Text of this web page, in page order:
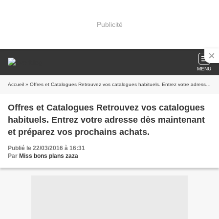
Publicité
MENU
Accueil » Offres et Catalogues Retrouvez vos catalogues habituels. Entrez votre adresse dès maintenant et préparez vos prochains achats.
Offres et Catalogues Retrouvez vos catalogues
habituels. Entrez votre adresse dès maintenant
et préparez vos prochains achats.
Publié le 22/03/2016 à 16:31
Par Miss bons plans zaza